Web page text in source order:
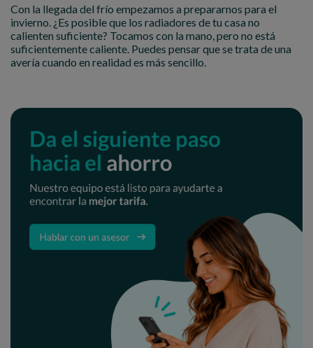
Con la llegada del frío empezamos a prepararnos para el
invierno. ¿Es posible que los radiadores de tu casa no
calienten suficiente? Tocamos con la mano, pero no está
suficientemente caliente. Puedes pensar que se trata de una
avería cuando en realidad es más sencillo.